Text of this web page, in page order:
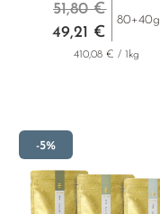
49,21 €
51,80 €
80+40g
410,08 € / 1kg
-5%